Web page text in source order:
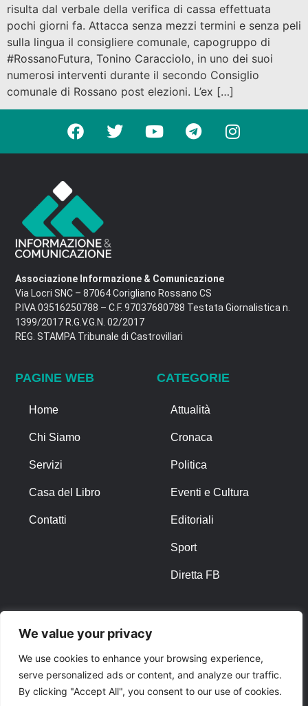
We value your privacy
We use cookies to enhance your browsing experience,
serve personalized ads or content, and analyze our traffic.
By clicking "Accept All", you consent to our use of cookies.
risulta dal verbale della verifica di cassa effettuata
pochi giorni fa. Attacca senza mezzi termini e senza peli
sulla lingua il consigliere comunale, capogruppo di
#RossanoFutura, Tonino Caracciolo, in uno dei suoi
numerosi interventi durante il secondo Consiglio
comunale di Rossano post elezioni. L’ex […]
Associazione Informazione & Comunicazione
Via Locri SNC – 87064 Corigliano Rossano CS
P.IVA 03516250788 – C.F. 97037680788 Testata Giornalistica n.
1399/2017 R.G.V.G.N. 02/2017
REG. STAMPA Tribunale di Castrovillari
PAGINE WEB
Home
Chi Siamo
Servizi
Casa del Libro
Contatti
CATEGORIE
Attualità
Cronaca
Politica
Eventi e Cultura
Editoriali
Sport
Diretta FB
Privacy Policy